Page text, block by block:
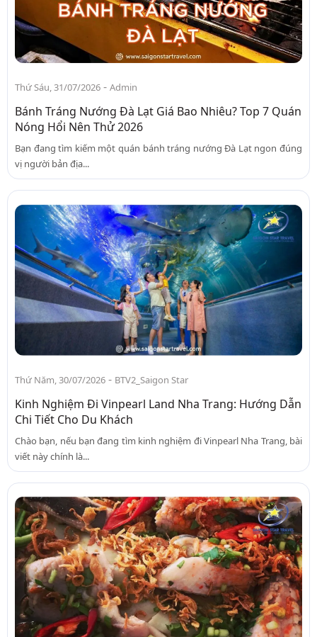
Thứ Sáu, 31/07/2026 - Admin
Bánh Tráng Nướng Đà Lạt Giá Bao Nhiêu? Top 7 Quán
Nóng Hổi Nên Thử 2026
Bạn đang tìm kiếm một quán bánh tráng nướng Đà Lạt ngon đúng
vị người bản địa...
Thứ Năm, 30/07/2026 - BTV2_Saigon Star
Kinh Nghiệm Đi Vinpearl Land Nha Trang: Hướng Dẫn
Chi Tiết Cho Du Khách
Chào bạn, nếu bạn đang tìm kinh nghiệm đi Vinpearl Nha Trang, bài
viết này chính là...